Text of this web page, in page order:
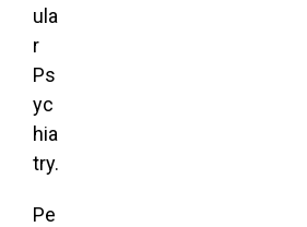
ula
r
Ps
yc
hia
try.
Ре